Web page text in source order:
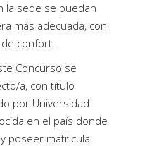
la sede se puedan
más adecuada, con
confort.
Concurso se
a, con título
por Universidad
en el país donde
poseer matricula